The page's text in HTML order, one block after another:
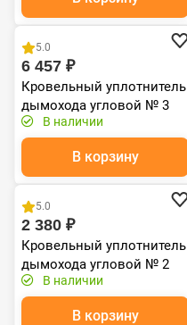
Хит продаж
5.0
6 457 ₽
Кровельный уплотнитель
дымохода угловой № 3
силикон 254-467 mm
коричневый
В наличии
В корзину
Хит продаж
5.0
2 380 ₽
Кровельный уплотнитель
дымохода угловой № 2
силикон 200-280 мм
синий
В наличии
В корзину